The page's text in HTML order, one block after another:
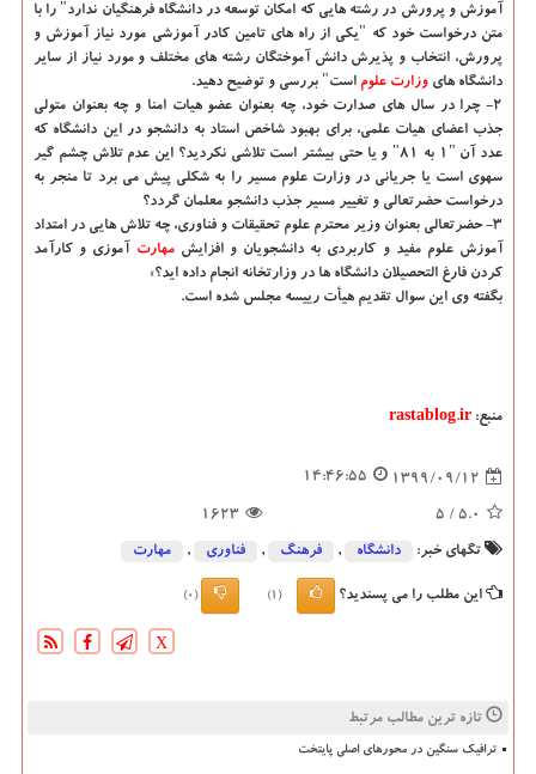
آموزش و پرورش در رشته هایی که امکان توسعه در دانشگاه فرهنگیان ندارد" را با
متن درخواست خود که "یکی از راه های تامین کادر آموزشی مورد نیاز آموزش و
پرورش، انتخاب و پذیرش دانش آموختگان رشته های مختلف و مورد نیاز از سایر
دانشگاه های وزارت علوم است" بررسی و توضیح دهید.
۲- چرا در سال های صدارت خود، چه بعنوان عضو هیات امنا و چه بعنوان متولی
جذب اعضای هیات علمی، برای بهبود شاخص استاد به دانشجو در این دانشگاه که
عدد آن "۱ به ۸۱" و یا حتی بیشتر است تلاشی نکردید؟ این عدم تلاش چشم گیر
سهوی است یا جریانی در وزارت علوم مسیر را به شکلی پیش می برد تا منجر به
درخواست حضرتعالی و تغییر مسیر جذب دانشجو معلمان گردد؟
۳- حضرتعالی بعنوان وزیر محترم علوم تحقیقات و فناوری، چه تلاش هایی در امتداد
آموزش علوم مفید و کاربردی به دانشجویان و افزایشمهارت آموزی و کارآمد
کردن فارغ التحصیلان دانشگاه ها در وزارتخانه انجام داده اید؟»
بگفته وی این سوال تقدیم هیأت رییسه مجلس شده است.
منبع: rastablog.ir
1399/09/12
14:46:55
5.0
/ 5
1623
تگهای خبر: دانشگاه‌ , فرهنگ , فناوری , مهارت
این مطلب را می پسندید؟ (1)
(0)
X
تازه ترین مطالب مرتبط
ترافیک سنگین در محورهای اصلی پایتخت